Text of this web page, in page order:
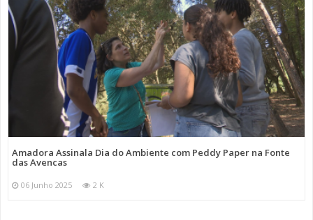
Amadora Assinala Dia do Ambiente com Peddy Paper na Fonte
das Avencas
06 Junho 2025 2 K